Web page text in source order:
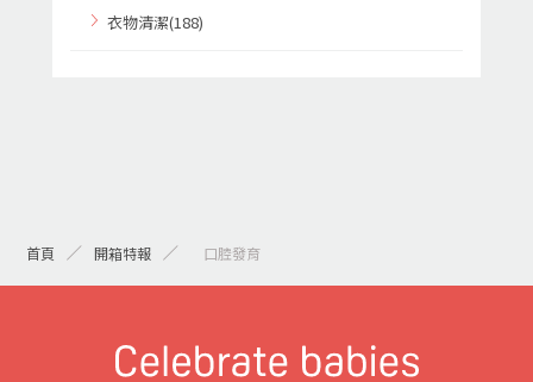
衣物清潔(188)
首頁 開箱特報 > 口腔發育